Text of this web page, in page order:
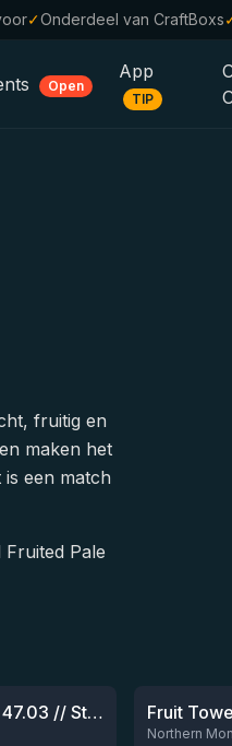
✓Onderdeel van CraftBoxs
Open
App
TIP
fruitig en
maken het
een match
Pale
op voorraadPatrons Project 47.03 // Steven Yoyada // Hidden Mothers: Heathen Sounds Fruit
Northern